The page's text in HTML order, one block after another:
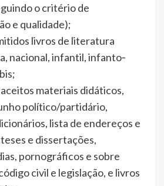
o critério de
e qualidade);
livros de literatura
nacional, infantil, infanto‐
materiais didáticos,
político/partidário,
lista de endereços e
e dissertações,
pornográficos e sobre
civil e legislação, e livros